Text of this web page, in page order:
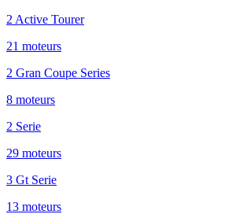
2 Active Tourer
21 moteurs
2 Gran Coupe Series
8 moteurs
2 Serie
29 moteurs
3 Gt Serie
13 moteurs